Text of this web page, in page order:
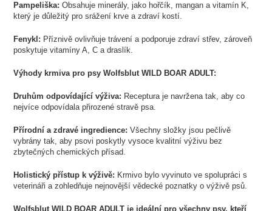
Pampeliška: Obsahuje minerály, jako hořčík, mangan a vitamín K,
který je důležitý pro srážení krve a zdraví kostí.
Fenykl: Příznivě ovlivňuje trávení a podporuje zdraví střev, zároveň
poskytuje vitamíny A, C a draslík.
Výhody krmiva pro psy Wolfsblut WILD BOAR ADULT:
Druhům odpovídající výživa: Receptura je navržena tak, aby co
nejvíce odpovídala přirozené stravě psa.
Přírodní a zdravé ingredience: Všechny složky jsou pečlivě
vybrány tak, aby psovi poskytly vysoce kvalitní výživu bez
zbytečných chemických přísad.
Holistický přístup k výživě: Krmivo bylo vyvinuto ve spolupráci s
veterináři a zohledňuje nejnovější vědecké poznatky o výživě psů.
Wolfsblut WILD BOAR ADULT je ideální pro všechny psy, kteří